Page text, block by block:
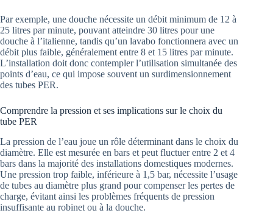
Par exemple, une douche nécessite un débit minimum de 12 à
25 litres par minute, pouvant atteindre 30 litres pour une
douche à l’italienne, tandis qu’un lavabo fonctionnera avec un
débit plus faible, généralement entre 8 et 15 litres par minute.
L’installation doit donc contempler l’utilisation simultanée des
points d’eau, ce qui impose souvent un surdimensionnement
des tubes PER.
Comprendre la pression et ses implications sur le choix du
tube PER
La pression de l’eau joue un rôle déterminant dans le choix du
diamètre. Elle est mesurée en bars et peut fluctuer entre 2 et 4
bars dans la majorité des installations domestiques modernes.
Une pression trop faible, inférieure à 1,5 bar, nécessite l’usage
de tubes au diamètre plus grand pour compenser les pertes de
charge, évitant ainsi les problèmes fréquents de pression
insuffisante au robinet ou à la douche.